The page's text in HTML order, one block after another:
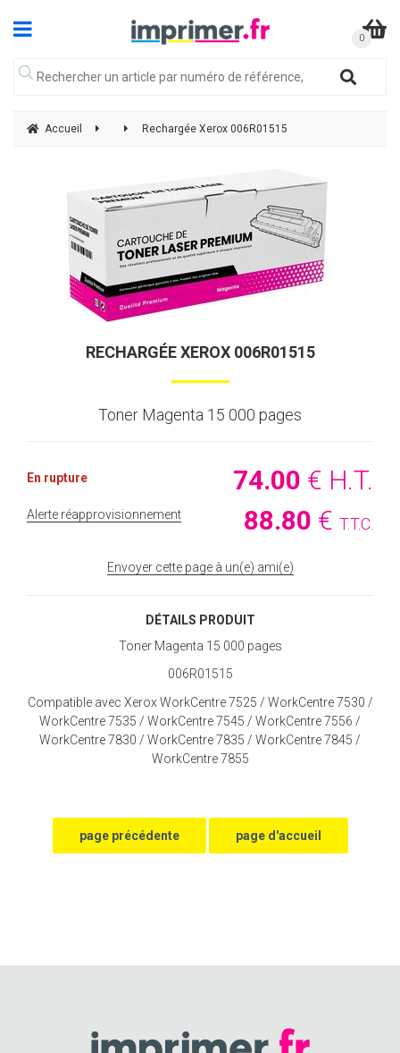
Accueil Rechargée Xerox 006R01515
RECHARGÉE XEROX 006R01515
Toner Magenta 15 000 pages
74.00 € H.T.
88.80 € T.T.C.
En rupture
Alerte réapprovisionnement
Envoyer cette page à un(e) ami(e)
DÉTAILS PRODUIT
Toner Magenta 15 000 pages
006R01515
Compatible avec Xerox WorkCentre 7525 / WorkCentre 7530 /
WorkCentre 7535 / WorkCentre 7545 / WorkCentre 7556 /
WorkCentre 7830 / WorkCentre 7835 / WorkCentre 7845 /
WorkCentre 7855